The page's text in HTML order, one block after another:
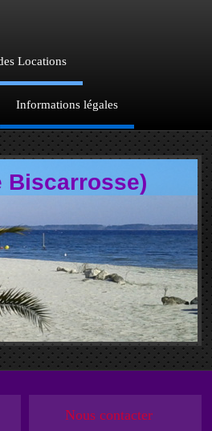
Locations
Informations légales
Nous contacter